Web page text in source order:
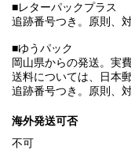
■レターパックプラス
追跡番号つき。原則、
■ゆうパック
岡山県からの発送。実
送料については、日本
追跡番号つき。原則、
海外発送可否
不可